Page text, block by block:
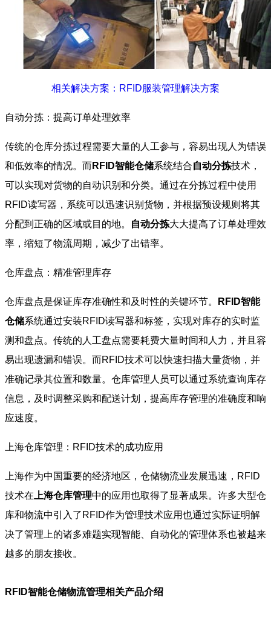
相关解决方案：RFID服装管理解决方案
自动分拣：提高订单处理效率
传统的仓库分拣过程需要大量的人工参与，容易出现人为错误
和低效率的情况。而RFID智能仓储系统结合自动分拣技术，
可以实现对货物的自动识别和分类。通过在分拣过程中使用
RFID读写器，系统可以迅速识别货物，并根据预设规则将其
分配到正确的区域或目的地。
自动分拣大大提高了订单处理效
率，缩短了物流周期，减少了出错率。
仓库盘点：精准管理库存
仓库盘点是保证库存准确性和及时性的关键环节。
RFID智能
仓储系统通过安装RFID读写器和标签，实现对库存的实时监
测和盘点。传统的人工盘点需要耗费大量时间和人力，并且容
易出现遗漏和错误。而RFID技术可以快速扫描大量货物，并
准确记录其位置和数量。仓库管理人员可以通过系统查询库存
信息，及时调整采购和配送计划，提高库存管理的准确度和响
应速度。
上海仓库管理：RFID技术的成功应用
上海作为中国重要的经济地区，仓储物流业发展迅速，RFID
技术在上海仓库管理中的应用也取得了显著成果。许多大型仓
库和物流中引入了RFID作为管理技术应用也通过实际证明解
决了管理上的诸多难题实现智能、自动化的管理体系也被越来
越多的朋友接收。
RFID智能仓储物流管理相关产品介绍